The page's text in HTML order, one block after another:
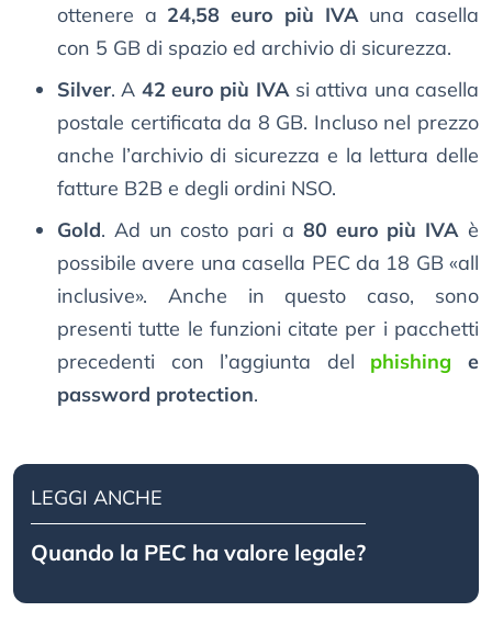
ottenere a 24,58 euro più IVAuna casella
con 5 GB di spazio ed archivio di sicurezza.
Silver. A 42 euro più IVAsi attiva una casella
postale certificata da 8 GB. Incluso nel prezzo
anche l’archivio di sicurezza e la lettura delle
fatture B2B e degli ordini NSO.
Gold. Ad un costo pari a 80 euro più IVA è
possibile avere una casella PEC da 18 GB «all
inclusive». Anche in questo caso, sono
presenti tutte le funzioni citate per i pacchetti
precedenti con l’aggiunta del phishing e
password protection.
LEGGI ANCHE
Quando la PEC ha valore legale?